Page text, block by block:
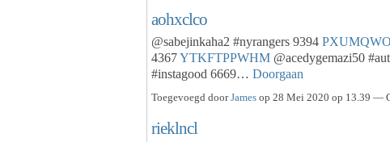
aohxclco
@sabejinkaha2 #nyrangers 9394
4367YTKFTPPWHM @acedygemazi50
#instagood 6669… Doorgaan
Toegevoegd doorJames op 28 Mei 2020 op 13.39 —
rieklncl